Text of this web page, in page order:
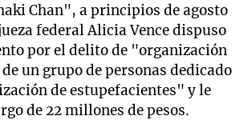
Chan", a principios de agosto
federal Alicia Vence dispuso
por el delito de "organización
un grupo de personas dedicado
de estupefacientes" y le
de 22 millones de pesos.